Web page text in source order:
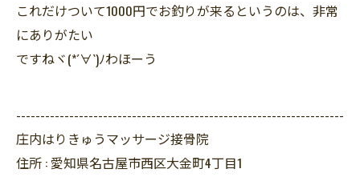
これだけついて1000円でお釣りが来るというのは、非常
にありがたい
ですねヾ(*´∀`)ﾉわほーう
--------------------------------------------------------------------
庄内はりきゅうマッサージ接骨院
住所 : 愛知県名古屋市西区大金町4丁目1